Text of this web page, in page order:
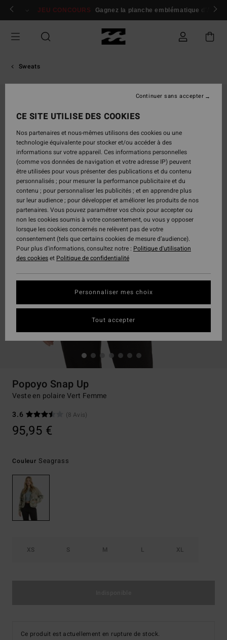
Passer
Se connecter / s'inscrire
JEU CONCOURS Gagnez la planche emblématique d'Andy
Sweats
Popoyo Snap Up
Veste en polaire Vert Femme
3.6
(8 Avis)
95,95 €
Couleur Seagrass
XS S M L XL
Ce produit est actuellement en rupture de stock.
CE SITE UTILISE DES COOKIES
Nos partenaires et nous-mêmes utilisons des cookies ou une
technologie équivalente pour stocker et/ou accéder à des
informations sur votre appareil. Ces informations personnelles
(comme vos données de navigation et votre adresse IP) peuvent
être utilisées pour vous présenter des publications et du contenu
personnalisés ; pour mesurer la performance publicitaire et du
contenu ; pour personnaliser les publicités ; et en apprendre plus
sur leur audience ; pour développer et améliorer les produits de nos
partenaires. Vous pouvez paramétrer vos choix pour accepter ou
non les cookies soumis à votre consentement, ou vous y opposer
lorsque les cookies concernés ne relèvent pas de votre
consentement (tels que certains cookies de mesure d’audience).
Pour plus d'informations, consultez notre : Politique d'utilisation
des cookieset Politique de confidentialité
Personnaliser mes choix
Continuer sans accepter
Tout accepter